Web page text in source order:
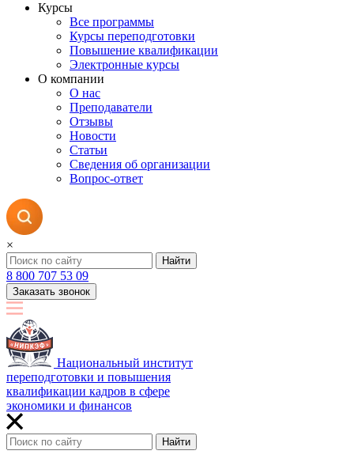
Курсы
Все программы
Курсы переподготовки
Повышение квалификации
Электронные курсы
О компании
О нас
Преподаватели
Отзывы
Новости
Статьи
Сведения об организации
Вопрос-ответ
×
Найти
8 800 707 53 09
Заказать звонок
Национальный институт
переподготовки и повышения
квалификации кадров в сфере
экономики и финансов
Найти